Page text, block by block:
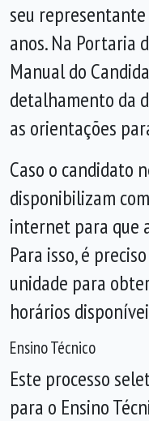
seu
anos. Na Portaria
Manual do
detalhamento da
as orientações
Caso o candidato
disponibilizam
internet para que
Para isso, é
unidade para
horários
Ensino Técnico
Este processo
para o Ensino